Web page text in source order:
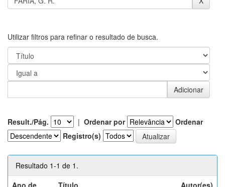
Utilizar filtros para refinar o resultado de busca.
Result./Pág. | Ordenar por
Ordenar
Registro(s)
Resultado 1-1 de 1.
Ano de
Título Autor(es)